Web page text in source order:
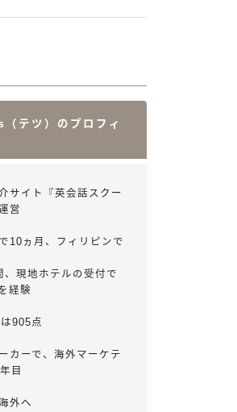
テツ）のプロフィ
サイト『英会話スクー
営
10ヵ月、フィリピンで
、現地ホテルの受付で
経験
905点
カーで、海外マーケテ
目
外へ